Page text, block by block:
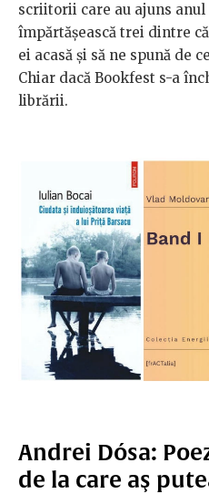
scriitorii care au ajuns anul
împărtășească trei dintre
ei acasă și să ne spună de
Chiar dacă Bookfest s-a
librării.
Andrei Dósa:
de la care aş